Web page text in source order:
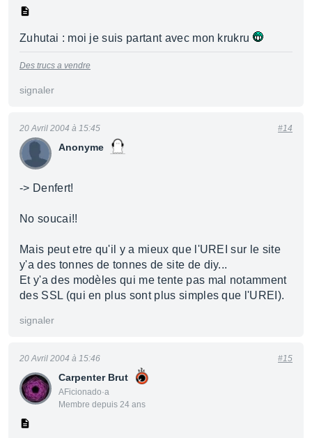
Zuhutai : moi je suis partant avec mon krukru
Des trucs a vendre
signaler
Anonyme
20 Avril 2004 à 15:45 #14
-> Denfert!
No soucai!!
Mais peut etre qu'il y a mieux que l'UREI sur le site
y'a des tonnes de tonnes de site de diy...
Et y'a des modèles qui me tente pas mal notamment
des SSL (qui en plus sont plus simples que l'UREI).
signaler
Carpenter Brut
AFicionado·a
Membre depuis 24 ans
20 Avril 2004 à 15:46 #15